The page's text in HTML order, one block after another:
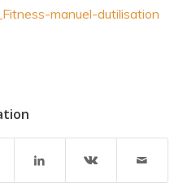
manuel-dutilisation